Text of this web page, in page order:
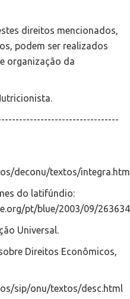
direitos mencionados,
podem ser realizados
organização da
deconu/textos/integra.htm
do latifúndio:
pt/blue/2003/09/
Universal.
Direitos Econômicos,
sip/onu/textos/desc.html